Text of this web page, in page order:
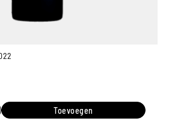
Toevoegen